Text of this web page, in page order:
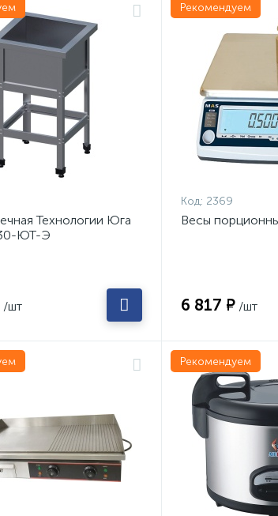
Технологии Юга
ЮТ-Э
/шт
Рекомендуем
Код: 2369
Весы
6 817 ₽ /шт
Рекомендуем